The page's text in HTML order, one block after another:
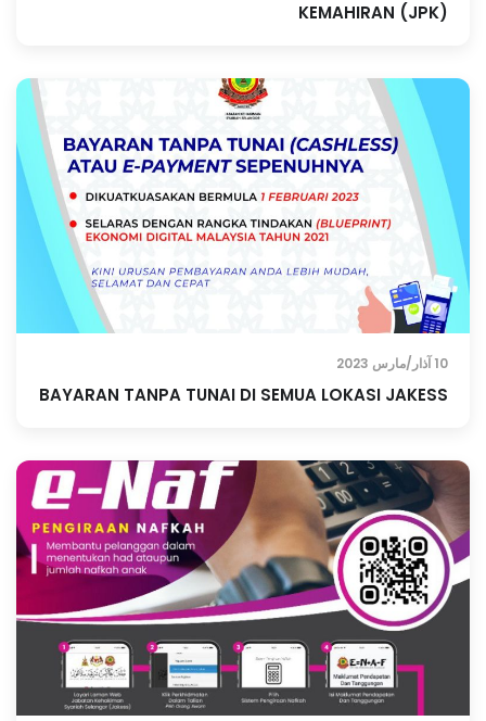
KEMAHIRAN (JPK)
10 آذار/مارس 2023
BAYARAN TANPA TUNAI DI SEMUA LOKASI JAKESS